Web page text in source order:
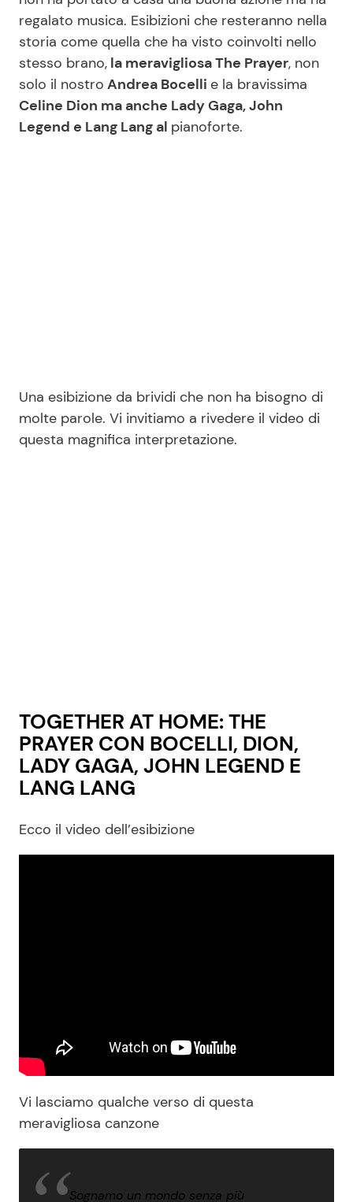
Salute
Viaggi e Turismo
Festività
Ricette Facili e Veloci
Ricette Feste
Ricette per Bambini
Contattaci
Pubblicità
regalato musica. Esibizioni che resteranno nella
storia come quella che ha visto coinvolti nello
stesso brano, la meravigliosa The Prayer, non
solo il nostro Andrea Bocelli e la bravissima
Celine Dion ma anche Lady Gaga, John
Legend e Lang Lang al pianoforte.
Una esibizione da brividi che non ha bisogno di
molte parole. Vi invitiamo a rivedere il video di
questa magnifica interpretazione.
TOGETHER AT HOME: THE
PRAYER CON BOCELLI, DION,
LADY GAGA, JOHN LEGEND E
LANG LANG
Ecco il video dell’esibizione
Vi lasciamo qualche verso di questa
meravigliosa canzone
Sognamo un mondo senza più